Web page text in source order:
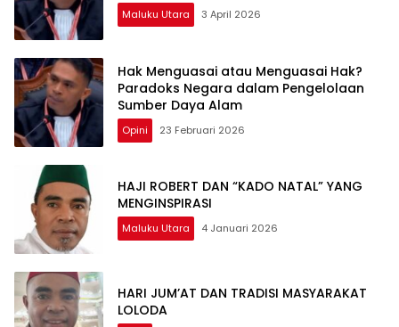
Maluku Utara 3 April 2026
Hak Menguasai atau Menguasai Hak?
Paradoks Negara dalam Pengelolaan
Sumber Daya Alam
Opini 23 Februari 2026
HAJI ROBERT DAN “KADO NATAL” YANG
MENGINSPIRASI
Maluku Utara 4 Januari 2026
HARI JUM’AT DAN TRADISI MASYARAKAT
LOLODA